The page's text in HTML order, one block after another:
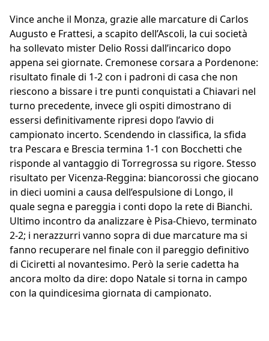
Vince anche il Monza, grazie alle marcature di Carlos
Augusto e Frattesi, a scapito dell’Ascoli, la cui società
ha sollevato mister Delio Rossi dall’incarico dopo
appena sei giornate. Cremonese corsara a Pordenone:
risultato finale di 1-2 con i padroni di casa che non
riescono a bissare i tre punti conquistati a Chiavari nel
turno precedente, invece gli ospiti dimostrano di
essersi definitivamente ripresi dopo l’avvio di
campionato incerto. Scendendo in classifica, la sfida
tra Pescara e Brescia termina 1-1 con Bocchetti che
risponde al vantaggio di Torregrossa su rigore. Stesso
risultato per Vicenza-Reggina: biancorossi che giocano
in dieci uomini a causa dell’espulsione di Longo, il
quale segna e pareggia i conti dopo la rete di Bianchi.
Ultimo incontro da analizzare è Pisa-Chievo, terminato
2-2; i nerazzurri vanno sopra di due marcature ma si
fanno recuperare nel finale con il pareggio definitivo
di Ciciretti al novantesimo. Però la serie cadetta ha
ancora molto da dire: dopo Natale si torna in campo
con la quindicesima giornata di campionato.